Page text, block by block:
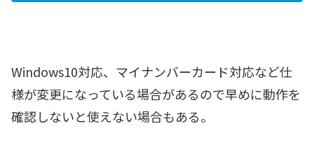
Windows10対応、マイナンバーカード対応など仕
様が変更になっている場合があるので早めに動作を
確認しないと使えない場合もある。